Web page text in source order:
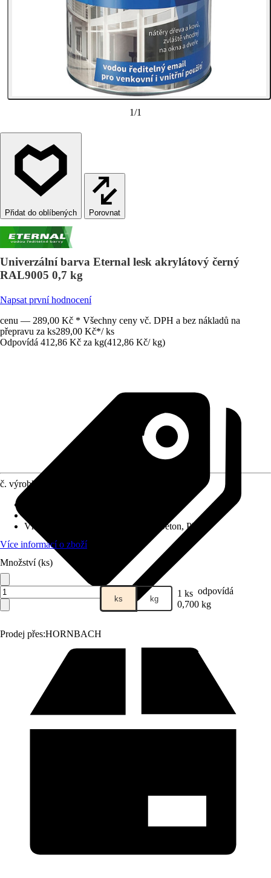
1/1
Porovnat
Univerzální barva Eternal lesk akrylátový černý
RAL9005 0,7 kg
Napsat první hodnocení
cenu — 289,00 Kč * Všechny ceny vč. DPH a bez nákladů na
přepravu za ks289,00 Kč*/ ks
Odpovídá 412,86 Kč za kg(412,86 Kč/ kg)
Prodej přes:HORNBACH
č. výrobku
Vhodné pro podklad
Dřevo, Kov, Beton, Plast
Více informací o zboží
Množství (ks)
ks kg 1 ks odpovídá
0,700 kg